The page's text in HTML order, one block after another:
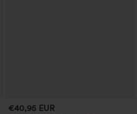
€40,95 EUR